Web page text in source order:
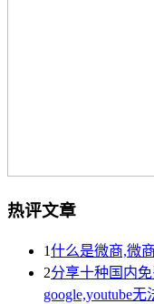
热评文章
1什么是微商,微
2分享十种国内
google,youtube